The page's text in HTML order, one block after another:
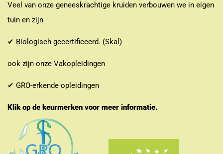
Veel van onze geneeskrachtige kruiden verbouwen we in eigen
tuin en zijn
✔ Biologisch gecertificeerd. (Skal)
ook zijn onze Vakopleidingen
✔ GRO-erkende opleidingen
Klik op de keurmerken voor meer informatie.